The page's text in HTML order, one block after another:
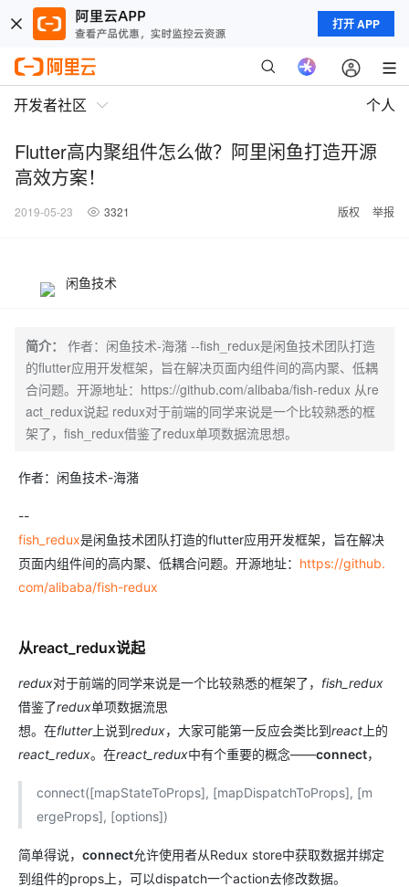
打开 APP
开发者社区 个人
Flutter高内聚组件怎么做？阿里闲鱼打造开源
高效方案！
2019-05-23 3321 版权 举报
闲鱼技术
简介：
作者：闲鱼技术-海潴 --fish_redux是闲鱼技术团队打造
的flutter应用开发框架，旨在解决页面内组件间的高内聚、低耦
合问题。开源地址：https://github.com/alibaba/fish-redux 从re
act_redux说起 redux对于前端的同学来说是一个比较熟悉的框
架了，fish_redux借鉴了redux单项数据流思想。
作者：闲鱼技术-海潴
--
fish_redux是闲鱼技术团队打造的flutter应用开发框架，旨在解决
页面内组件间的高内聚、低耦合问题。开源地址： https://github.
com/alibaba/fish-redux
从react_redux说起
redux对于前端的同学来说是一个比较熟悉的框架了， fish_redux
借鉴了redux单项数据流思
想。在flutter上说到redux，大家可能第一反应会类比到react 上的
react_redux。在react_redux中有个重要的概念——connect，
connect([mapStateToProps], [mapDispatchToProps], [m
ergeProps], [options])
简单得说， connect允许使用者从Redux store中获取数据并绑定
到组件的props上，可以dispatch一个action去修改数据。